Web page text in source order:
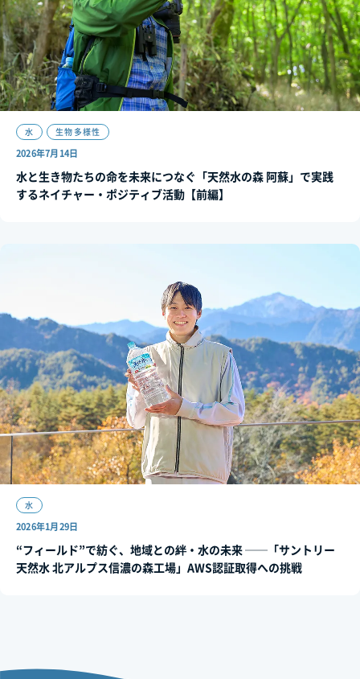
水 生物多様性
2026年7月14日
水と生き物たちの命を未来につなぐ「天然水の森 阿蘇」で実践
するネイチャー・ポジティブ活動【前編】
水
2026年1月29日
“フィールド”で紡ぐ、地域との絆・水の未来 ──「サントリー
天然水 北アルプス信濃の森工場」AWS認証取得への挑戦